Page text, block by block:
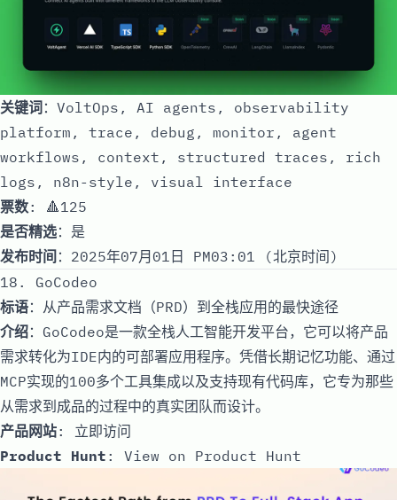
关键词：VoltOps, AI agents, observability
platform, trace, debug, monitor, agent
workflows, context, structured traces, rich
logs, n8n-style, visual interface
票数: 🔺125
是否精选：是
发布时间 ：2025年07月01日 PM03:01 (北京时间)
18. GoCodeo
标语：从产品需求文档（PRD）到全栈应用的最快途径
介绍：GoCodeo是一款全栈人工智能开发平台，它可以将产品
需求转化为IDE内的可部署应用程序。凭借长期记忆功能、通过
MCP实现的100多个工具集成以及支持现有代码库，它专为那些
从需求到成品的过程中的真实团队而设计。
产品网站: 立即访问
Product Hunt : View on Product Hunt